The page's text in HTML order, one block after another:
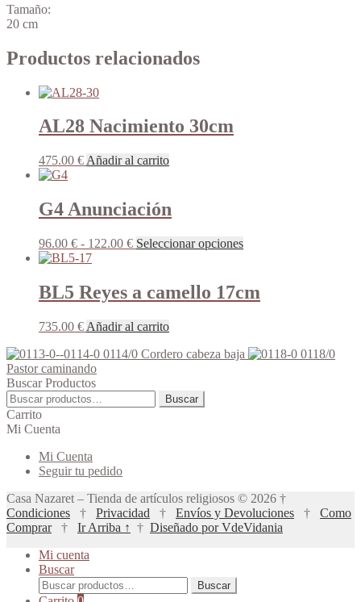
Tamaño:
20 cm
Productos relacionados
AL28 Nacimiento 30cm
475.00 € Añadir al carrito
G4 Anunciación
96.00 € - 122.00 €Rango
96.00 €
122.00 €
Seleccionar opcionesEste
variantes.
se
pueden
BL5 Reyes a camello 17cm
735.00 € Añadir al carrito
0114/0 Cordero cabeza baja
0118/0
Pastor caminando
Buscar Productos
Buscar
por:
Buscar
Carrito
Mi Cuenta
Mi Cuenta
Seguir tu pedido
Casa Nazaret – Tienda de artículos religiosos © 2026 †
Condiciones † Privacidad † Envíos y Devoluciones † Como
Comprar† Ir Arriba ↑ † Diseñado por VdeVidania
Mi cuenta
Buscar
Buscar
por:
Buscar